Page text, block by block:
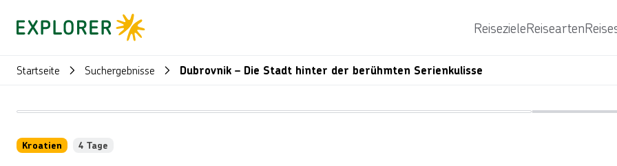
ReisezieleReisearten
Startseite Suchergebnisse Dubrovnik – Die Stadt hinter der berühmten Serienkulisse
Kroatien 4 Tage